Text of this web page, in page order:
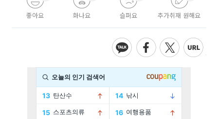
좋아요 화나요 슬퍼요 추가취재 원해요